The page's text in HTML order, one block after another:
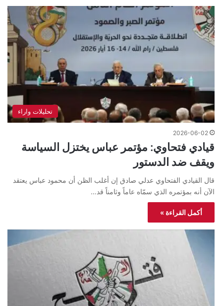
تحليلات واراء
2026-06-02
قيادي فتحاوي: مؤتمر عباس يختزل السياسة
ويقف ضد الدستور
قال القيادي الفتحاوي عدلي صادق إن أغلب الظن أن محمود عباس يعتقد
الآن أنه بمؤتمره الذي سمّاه عاماً وثامناً قد…
أكمل القراءة »